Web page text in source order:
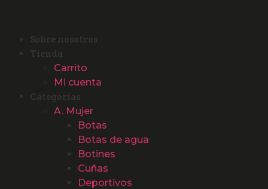
Sobre nosotros
Tienda
Carrito
Mi cuenta
Categorías
A. Mujer
Botas
Botas de agua
Botines
Cuñas
Deportivos